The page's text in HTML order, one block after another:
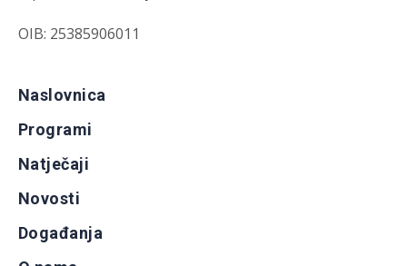
OIB: 25385906011
Naslovnica
Programi
Natječaji
Novosti
Događanja